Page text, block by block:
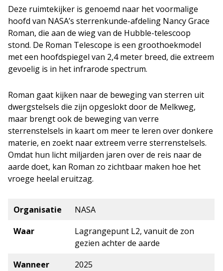
Deze ruimtekijker is genoemd naar het voormalige
hoofd van NASA’s sterrenkunde-afdeling Nancy Grace
Roman, die aan de wieg van de Hubble-telescoop
stond. De Roman Telescope is een groothoekmodel
met een hoofdspiegel van 2,4 meter breed, die extreem
gevoelig is in het infrarode spectrum.
Roman gaat kijken naar de beweging van sterren uit
dwergstelsels die zijn opgeslokt door de Melkweg,
maar brengt ook de beweging van verre
sterrenstelsels in kaart om meer te leren over donkere
materie, en zoekt naar extreem verre sterrenstelsels.
Omdat hun licht miljarden jaren over de reis naar de
aarde doet, kan Roman zo zichtbaar maken hoe het
vroege heelal eruitzag.
Organisatie
NASA
Waar
Lagrangepunt L2, vanuit de zon
gezien achter de aarde
Wanneer
2025